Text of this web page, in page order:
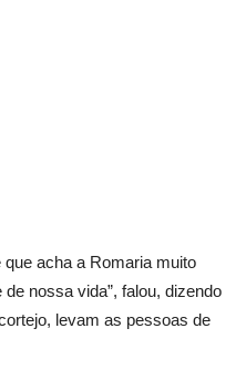
acha a Romaria muito
nossa vida”, falou, dizendo
levam as pessoas de